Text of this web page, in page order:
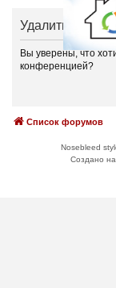
Удалить cookies
Вы уверены, что
конференцией?
Список форумов
Nosebleed
Создано